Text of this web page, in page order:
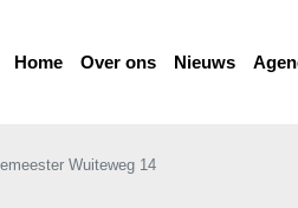
Home Over ons Nieuws
Wuiteweg 14